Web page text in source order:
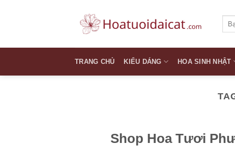
kiếm:
TRANG CHỦ KIỂU DÁNG HOA SINH NHẬT
Shop Hoa Tươi